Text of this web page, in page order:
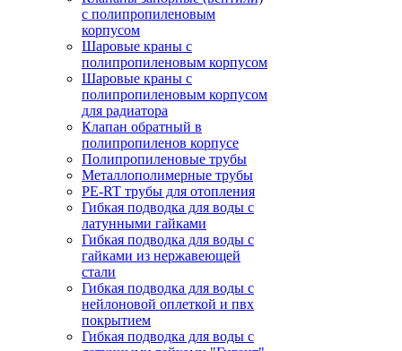
с полипропиленовым
корпусом
Шаровые краны с
полипропиленовым корпусом
Шаровые краны с
полипропиленовым корпусом
для радиатора
Клапан обратный в
полипропиленов корпусе
Полипропиленовые трубы
Металлополимерные трубы
PE-RT трубы для отопления
Гибкая подводка для воды с
латунными гайками
Гибкая подводка для воды с
гайками из нержавеющей
стали
Гибкая подводка для воды с
нейлоновой оплеткой и пвх
покрытием
Гибкая подводка для воды с